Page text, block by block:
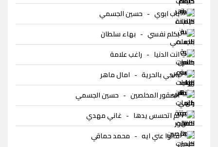
باب ابوي - حسين الجسمي
بكلم نفسي - بهاء سلطان
انت الدنيا - راغب علامة
بالجي بالحرية - امال ماهر
الصقور المخلصين - حسين الجسمي
لم اتحسس يدها - غاني مهدي
قالوا عني ايه - محمد حماقي